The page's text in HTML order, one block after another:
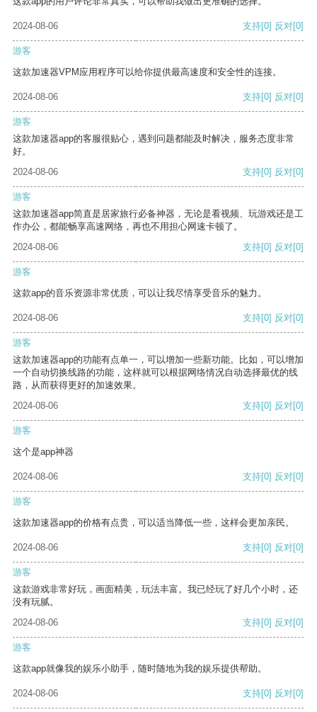
2024-08-06 支持[0] 反对[0]
游客
这款加速器VPM应用程序可以给你提供最高速度和安全性的连接。
2024-08-06 支持[0] 反对[0]
游客
这款加速器app的客服很贴心，遇到问题都能及时解决，服务态度非常
好。
2024-08-06
支持[0] 反对[0]
游客
这款加速器app简直是居家旅行必备神器，无论是看视频、玩游戏还是工
作办公，都能畅享高速网络，再也不用担心网速卡顿了。
2024-08-06
支持[0] 反对[0]
游客
这款app的音乐资源非常优质，可以让我尽情享受音乐的魅力。
2024-08-06 支持[0] 反对[0]
游客
这款加速器app的功能有点单一，可以增加一些新功能。比如，可以增加
一个自动切换线路的功能，这样就可以根据网络情况自动选择最优的线
路，从而获得更好的加速效果。
2024-08-06
支持[0] 反对[0]
游客
这个是app神器
2024-08-06 支持[0] 反对[0]
游客
这款加速器app的价格有点贵，可以适当降低一些，这样会更加亲民。
2024-08-06 支持[0] 反对[0]
游客
这款游戏非常好玩，画面精美，玩法丰富。我已经玩了好几个小时，还
没有玩腻。
2024-08-06
支持[0] 反对[0]
游客
这款app就像我的娱乐小助手，随时随地为我的娱乐提供帮助。
2024-08-06 支持[0] 反对[0]